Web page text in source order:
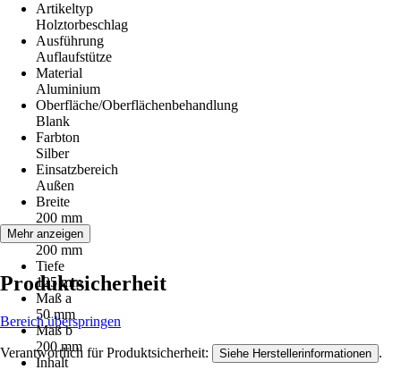
Artikeltyp
Holztorbeschlag
Ausführung
Auflaufstütze
Material
Aluminium
Oberfläche/Oberflächenbehandlung
Blank
Farbton
Silber
Einsatzbereich
Außen
Breite
200 mm
Länge
200 mm
Tiefe
125 mm
Maß a
50 mm
Maß b
200 mm
Inhalt
Mehr anzeigen
Produktsicherheit
Bereich überspringen
Verantwortlich für Produktsicherheit: Siehe Herstellerinformationen .